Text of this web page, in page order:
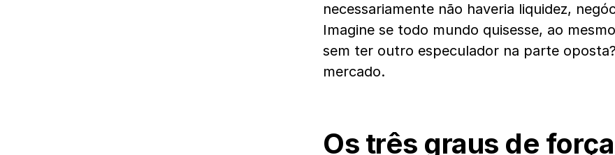
necessariamente não haveria liquidez,
Imagine se todo mundo quisesse, ao
sem ter outro especulador na parte
mercado.
Os três graus de